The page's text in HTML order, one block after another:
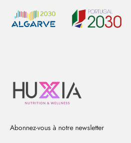
Abonnez-vous à notre newsletter